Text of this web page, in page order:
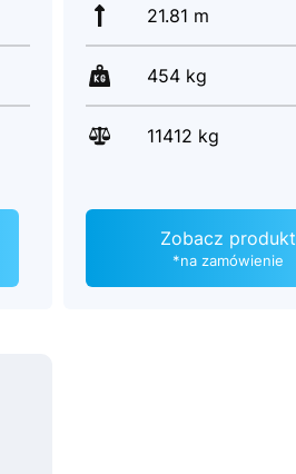
21.81 m
454 kg
11412 kg
Zobacz produkt
*na zamówienie